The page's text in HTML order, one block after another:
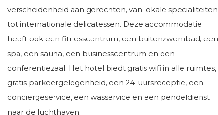
verscheidenheid aan gerechten, van lokale specialiteiten
tot internationale delicatessen. Deze accommodatie
heeft ook een fitnesscentrum, een buitenzwembad, een
spa, een sauna, een businesscentrum en een
conferentiezaal. Het hotel biedt gratis wifi in alle ruimtes,
gratis parkeergelegenheid, een 24-uursreceptie, een
conciërgeservice, een wasservice en een pendeldienst
naar de luchthaven.